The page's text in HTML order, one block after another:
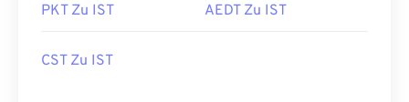
PKT Zu IST AEDT Zu IST
CST Zu IST